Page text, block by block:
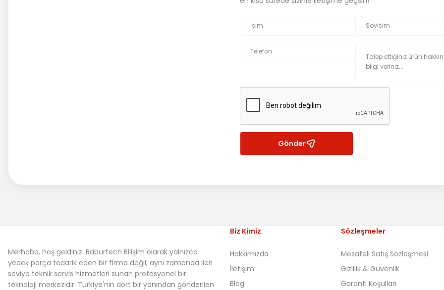
Gönder
Merhaba, hoş geldiniz. Baburtech Bilişim olarak yalnızca
yedek parça tedarik eden bir firma değil, aynı zamanda ileri
seviye teknik servis hizmetleri sunan profesyonel bir
teknoloji merkezidir. Türkiye'nin dört bir yanından gönderilen
Biz Kimiz
Hakkımızda
İletişim
Blog
Sözleşmeler
Mesafeli Satış Sözleşmesi
Gizlilik & Güvenlik
Garanti Koşulları